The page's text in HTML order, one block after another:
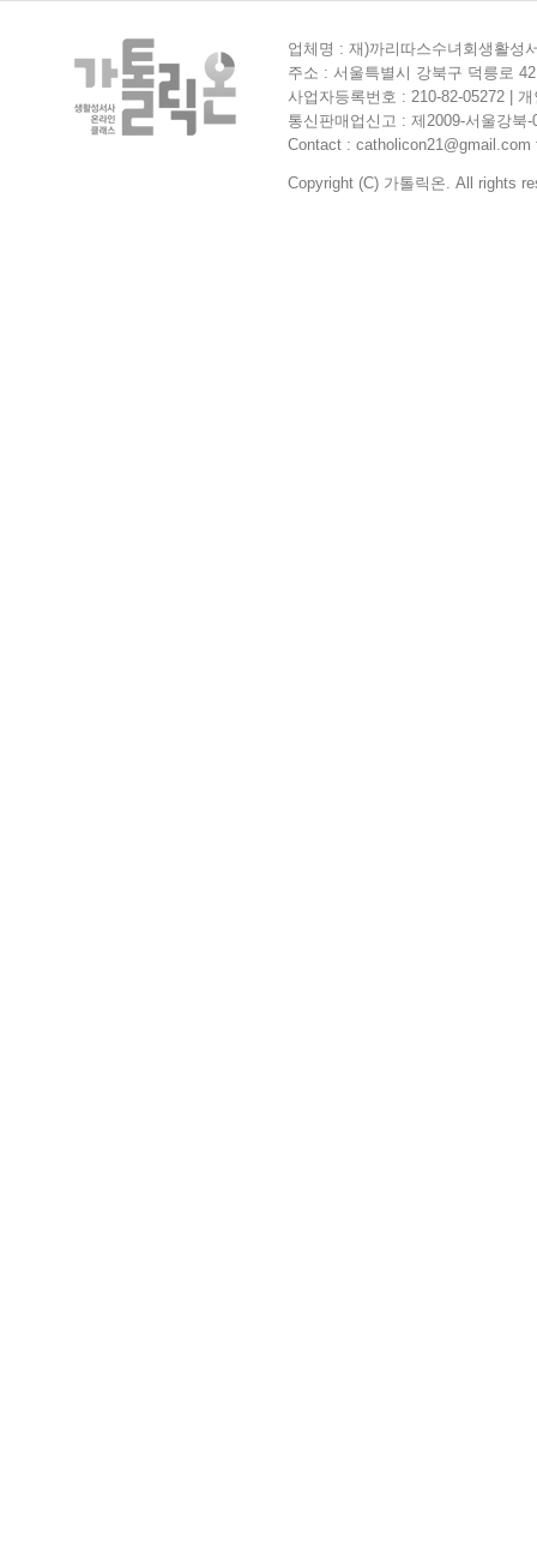
업체명 : 재)까리따스수녀회생활성
주소 : 서울특별시 강북구 덕릉로
사업자등록번호 : 210-82-05272 |
통신판매업신고 : 제2009-서울강북
Contact : catholicon21@gmail.com
Copyright (C) 가톨릭온. All rights